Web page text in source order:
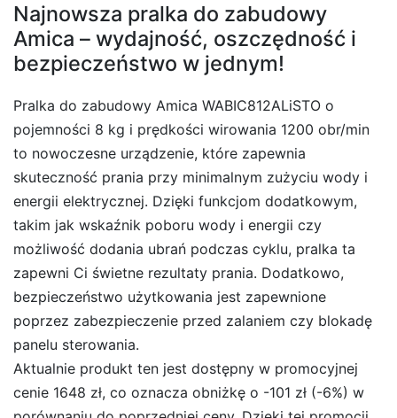
Najnowsza pralka do zabudowy
Amica – wydajność, oszczędność i
bezpieczeństwo w jednym!
Pralka do zabudowy Amica WABIC812ALiSTO o
pojemności 8 kg i prędkości wirowania 1200 obr/min
to nowoczesne urządzenie, które zapewnia
skuteczność prania przy minimalnym zużyciu wody i
energii elektrycznej. Dzięki funkcjom dodatkowym,
takim jak wskaźnik poboru wody i energii czy
możliwość dodania ubrań podczas cyklu, pralka ta
zapewni Ci świetne rezultaty prania. Dodatkowo,
bezpieczeństwo użytkowania jest zapewnione
poprzez zabezpieczenie przed zalaniem czy blokadę
panelu sterowania.
Aktualnie produkt ten jest dostępny w promocyjnej
cenie 1648 zł, co oznacza obniżkę o -101 zł (-6%) w